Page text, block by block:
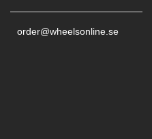
order@wheelsonline.se